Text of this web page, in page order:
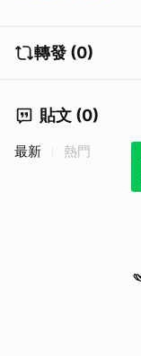
轉發 (0)
貼文 (0)
最新 熱門